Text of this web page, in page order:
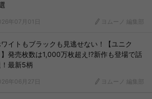
年07月01日 ヨムーノ 編集部
ワイトもブラックも見逃せない！【ユニク
】発売枚数は1,000万枚超え!?新作も登場で話
！最新5柄
年06月27日 ヨムーノ 編集部